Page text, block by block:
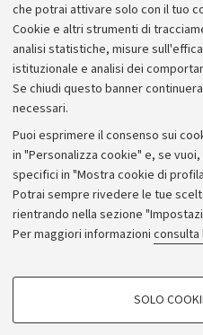
che potrai attivare solo con il tuo
Cookie e altri strumenti di
analisi statistiche, misure
istituzionale e analisi dei
Se chiudi questo banner
necessari.
Puoi esprimere il consenso sui
in "Personalizza cookie" e, se
specifici in "Mostra cookie di
Potrai sempre rivedere le tue
rientrando nella sezione
Per maggiori informazioni consulta
COOKIE DI PROFILAZIONE -
SOLO
Piano
Bandi,
Albo
Atti di
Informazioni sul
Dichiarazione
Privacy e